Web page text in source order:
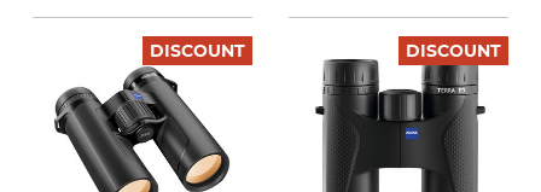
DISCOUNT DISCOUNT